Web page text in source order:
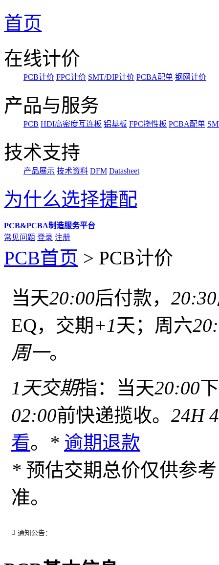
首页
在线计价
PCB计价 FPC计价 SMT/DIP计价 PCBA配单 钢网计价
产品与服务
PCB HDI高密度互连板 铝基板 FPC挠性板 PCBA配单
技术支持
产品展示 技术资料 DFM Datasheet
为什么选择捷配
PCB&PCBA制造服务平台
常见问题 登录 注册
PCB首页 > PCB计价
当天20:00后付款， 20:30
EQ，交期 +1天；周六
周一。
1天交期指：当天20:00
02:00前快递揽收。 24H
看。 * 逾期退款
* 预估交期总价仅供参
准。
通知公告：